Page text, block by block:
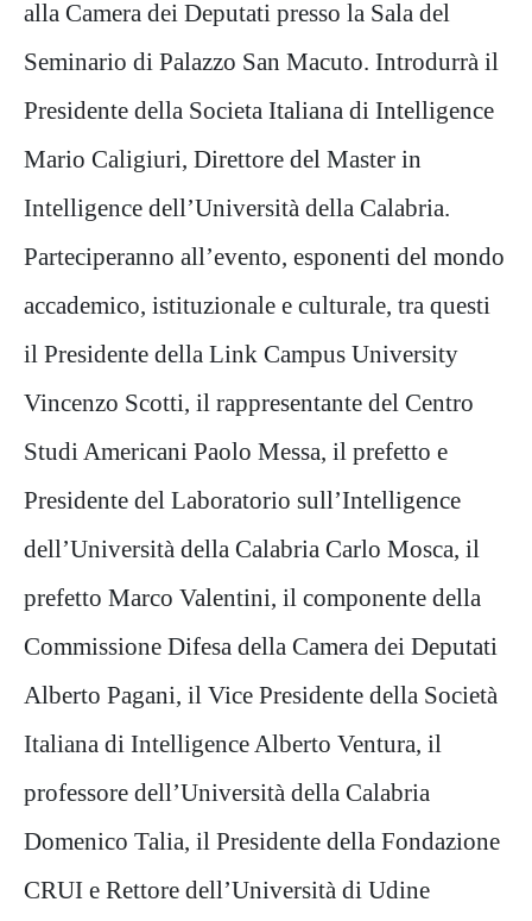
alla Camera dei Deputati presso la Sala del
Seminario di Palazzo San Macuto. Introdurrà il
Presidente della Societa Italiana di Intelligence
Mario Caligiuri, Direttore del Master in
Intelligence dell’Università della Calabria.
Parteciperanno all’evento, esponenti del mondo
accademico, istituzionale e culturale, tra questi
il Presidente della Link Campus University
Vincenzo Scotti, il rappresentante del Centro
Studi Americani Paolo Messa, il prefetto e
Presidente del Laboratorio sull’Intelligence
dell’Università della Calabria Carlo Mosca, il
prefetto Marco Valentini, il componente della
Commissione Difesa della Camera dei Deputati
Alberto Pagani, il Vice Presidente della Società
Italiana di Intelligence Alberto Ventura, il
professore dell’Università della Calabria
Domenico Talia, il Presidente della Fondazione
CRUI e Rettore dell’Università di Udine